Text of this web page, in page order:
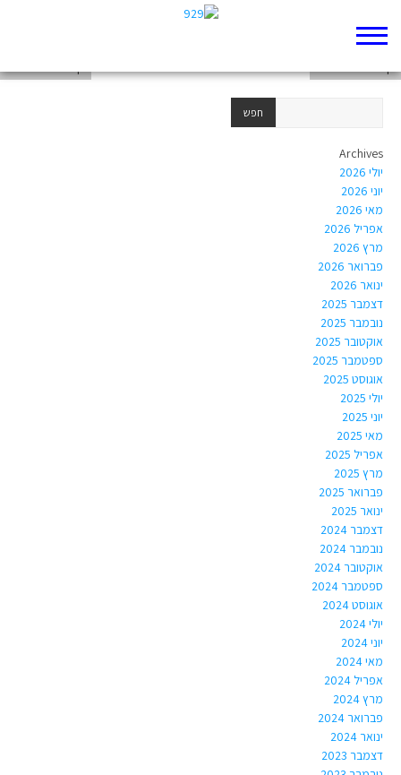
Archives
יולי 2026
יוני 2026
מאי 2026
אפריל 2026
מרץ 2026
פברואר 2026
ינואר 2026
דצמבר 2025
נובמבר 2025
אוקטובר 2025
ספטמבר 2025
אוגוסט 2025
יולי 2025
יוני 2025
מאי 2025
אפריל 2025
מרץ 2025
פברואר 2025
ינואר 2025
דצמבר 2024
נובמבר 2024
אוקטובר 2024
ספטמבר 2024
אוגוסט 2024
יולי 2024
יוני 2024
מאי 2024
אפריל 2024
מרץ 2024
פברואר 2024
ינואר 2024
דצמבר 2023